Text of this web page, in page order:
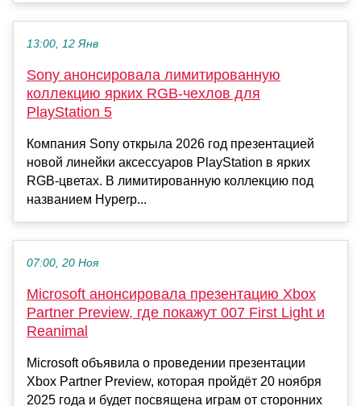
13:00, 12 Янв
Sony анонсировала лимитированную
коллекцию ярких RGB-чехлов для
PlayStation 5
Компания Sony открыла 2026 год презентацией
новой линейки аксессуаров PlayStation в ярких
RGB-цветах. В лимитированную коллекцию под
названием Hyperp...
07:00, 20 Ноя
Microsoft анонсировала презентацию Xbox
Partner Preview, где покажут 007 First Light и
Reanimal
Microsoft объявила о проведении презентации
Xbox Partner Preview, которая пройдёт 20 ноября
2025 года и будет посвящена играм от сторонних